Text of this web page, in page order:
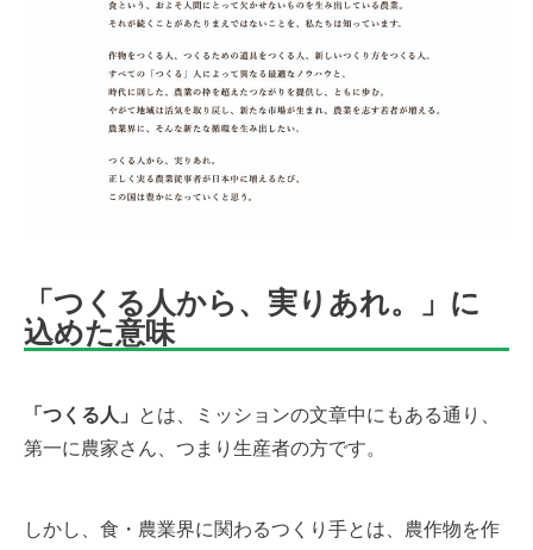
「つくる人から、実りあれ。」に
込めた意味
「つくる人」
とは、ミッションの文章中にもある通り、
第一に農家さん、つまり生産者の方です。
しかし、食・農業界に関わるつくり手とは、農作物を作